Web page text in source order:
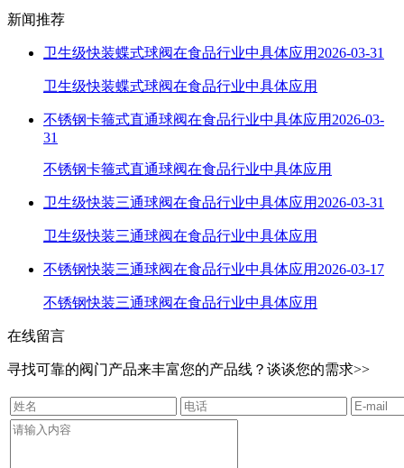
新闻推荐
卫生级快装蝶式球阀在食品行业中具体应用 2026-03-31
卫生级快装蝶式球阀在食品行业中具体应用
不锈钢卡箍式直通球阀在食品行业中具体应用 2026-03-
31
不锈钢卡箍式直通球阀在食品行业中具体应用
卫生级快装三通球阀在食品行业中具体应用 2026-03-31
卫生级快装三通球阀在食品行业中具体应用
不锈钢快装三通球阀在食品行业中具体应用 2026-03-17
不锈钢快装三通球阀在食品行业中具体应用
在线留言
寻找可靠的阀门产品来丰富您的产品线？谈谈您的需求>>